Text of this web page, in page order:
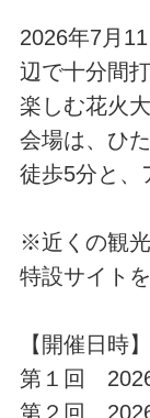
2026年7月
辺で十分間
楽しむ花火大
会場は、ひ
徒歩5分と、
※近くの観
特設サイト
【開催日時】
第１回
第２回